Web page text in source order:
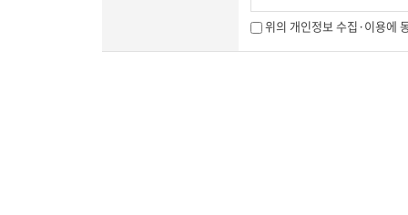
위의 개인정보 수집·이용에